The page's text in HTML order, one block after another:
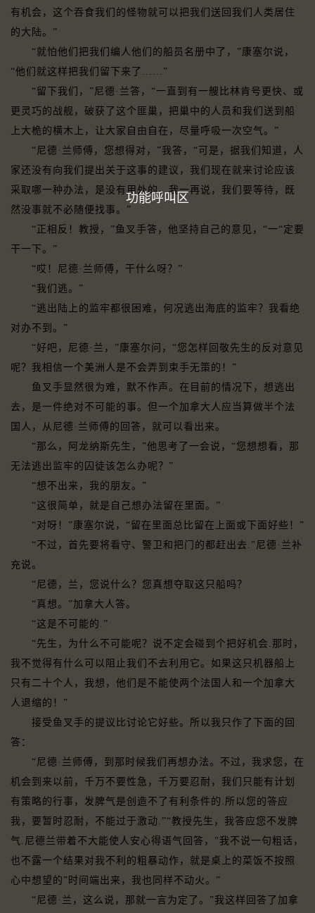
有机会，这个吞食我们的怪物就可以把我们送回我们人类居住
的大陆。”
“就怕他们把我们编人他们的船员名册中了，”康塞尔说，
“他们就这样把我们留下来了……”
“留下我们，”尼德·兰答，“一直到有一艘比林肯号更快、或
更灵巧的战舰，破获了这个匪巢，把巢中的人员和我们送到船
上大桅的横木上，让大家自由自在，尽量呼吸一次空气。”
“尼德·兰师傅，您想得对，”我答，“可是，据我们知道，人
家还没有向我们提出关于这事的建议，我们现在就来讨论应该
采取哪一种办法，是没有用处的。我一再说，我们要等待，既
然没事就不必随便找事。”
“正相反！教授，”鱼叉手答，他坚持自己的意见，“一“定要
干一下。”
“哎！尼德·兰师傅，干什么呀？”
“我们逃。”
“逃出陆上的监牢都很困难，何况逃出海底的监牢？我看绝
对办不到。”
“好吧，尼德·兰，”康塞尔问，“您怎样回敬先生的反对意见
呢？我相信一个美洲人是不会弄到束手无策的！”
鱼叉手显然很为难，默不作声。在目前的情况下，想逃出
去，是一件绝对不可能的事。但一个加拿大人应当算做半个法
国人，从尼德·兰师傅的回答，就可以看出来。
“那么，阿龙纳斯先生，”他思考了一会说，“您想想看，那
无法逃出监牢的囚徒该怎么办呢？”
“想不出来，我的朋友。”
“这很简单，就是自己想办法留在里面。”
“对呀！”康塞尔说，“留在里面总比留在上面或下面好些！”
“不过，首先要将看守、警卫和把门的都赶出去."尼德·兰补
充说。
“尼德，兰，您说什么？您真想夺取这只船吗？
“真想。”加拿大人答。
“这是不可能的.”
“先生，为什么不可能呢？说不定会碰到个把好机会.那时，
我不觉得有什么可以阻止我们不去利用它。如果这只机器船上
只有二十个人，我想，他们是不能使两个法国人和一个加拿大
人退缩的！”
接受鱼叉手的提议比讨论它好些。所以我只作了下面的回
答：
“尼德·兰师傅，到那时候我们再想办法。不过，我求您，在
机会到来以前，千万不要性急，千万要忍耐，我们只能有计划
有策略的行事，发脾气是创造不了有利条件的.所以您的答应
我，要暂时忍耐，不能过于激动.”“教授先生，我答应您不发脾
气.尼德兰带着不大能使人安心得语气回答，"我不说一句粗话，
也不露一个结果对我不利的粗暴动作，就是桌上的菜饭不按照
心中想望的”时间端出来，我也同样不动火。”
“尼德·兰，这么说，那就一言为定了。”我这样回答了加拿
功能呼叫区